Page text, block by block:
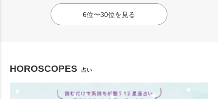
6位〜30位を見る
HOROSCOPES 占い